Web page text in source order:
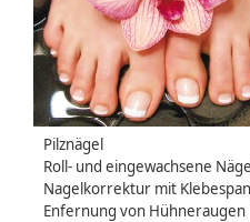
Pilznägel
Roll- und eingewachsene
Nagelkorrektur mit
Enfernung von Hühneraugen